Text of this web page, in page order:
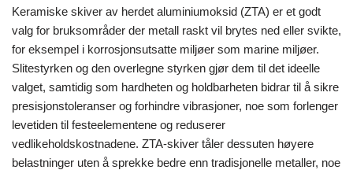
Keramiske skiver av herdet aluminiumoksid (ZTA) er et godt
valg for bruksområder der metall raskt vil brytes ned eller svikte,
for eksempel i korrosjonsutsatte miljøer som marine miljøer.
Slitestyrken og den overlegne styrken gjør dem til det ideelle
valget, samtidig som hardheten og holdbarheten bidrar til å sikre
presisjonstoleranser og forhindre vibrasjoner, noe som forlenger
levetiden til festeelementene og reduserer
vedlikeholdskostnadene. ZTA-skiver tåler dessuten høyere
belastninger uten å sprekke bedre enn tradisjonelle metaller, noe